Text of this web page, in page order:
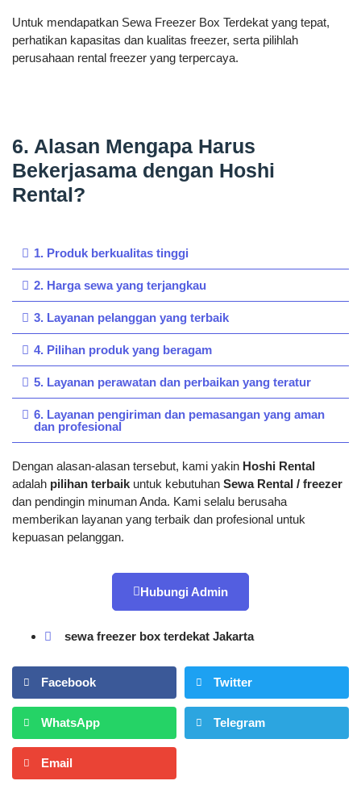
Untuk mendapatkan Sewa Freezer Box Terdekat yang tepat,
perhatikan kapasitas dan kualitas freezer, serta pilihlah
perusahaan rental freezer yang terpercaya.
6. Alasan Mengapa Harus
Bekerjasama dengan Hoshi
Rental?
1. Produk berkualitas tinggi
2. Harga sewa yang terjangkau
3. Layanan pelanggan yang terbaik
4. Pilihan produk yang beragam
5. Layanan perawatan dan perbaikan yang teratur
6. Layanan pengiriman dan pemasangan yang aman
dan profesional
Dengan alasan-alasan tersebut, kami yakin Hoshi Rental
adalah pilihan terbaik untuk kebutuhan Sewa Rental / freezer
dan pendingin minuman Anda. Kami selalu berusaha
memberikan layanan yang terbaik dan profesional untuk
kepuasan pelanggan.
Hubungi Admin
sewa freezer box terdekat Jakarta
Facebook Twitter
WhatsApp Telegram
Email